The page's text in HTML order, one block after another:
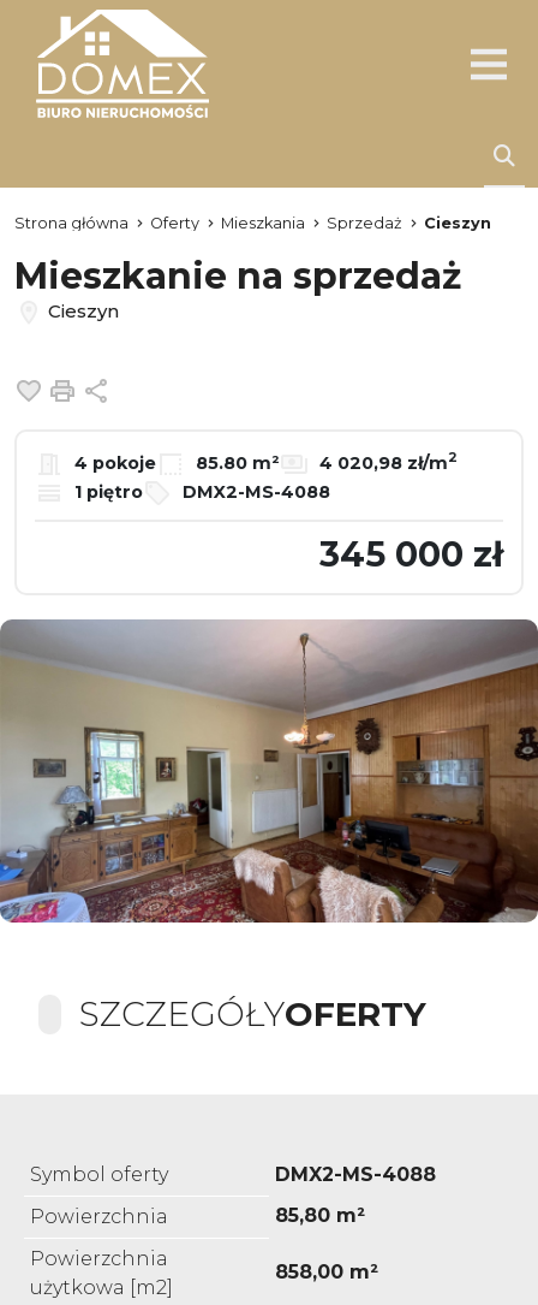
Strona główna Oferty Mieszkania Sprzedaż Cieszyn
Mieszkanie na sprzedaż
Cieszyn
Dodaj do ulubionych
Drukuj
4 pokoje 85.80 m² 4 020,98 zł/m2
1 piętro DMX2-MS-4088
345 000 zł
SZCZEGÓŁYOFERTY
Symbol oferty
DMX2-MS-4088
Powierzchnia
85,80 m²
Powierzchnia
użytkowa [m2]
858,00 m²